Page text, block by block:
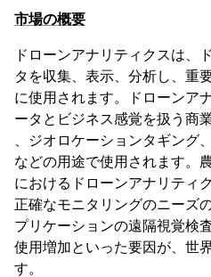
市場の概要
ドローンアナリティクスは、
タを収集、表示、分析し、重
に使用されます。ドローンア
ータとビジネス感覚を扱う商
、ジオロケーションタギング
などの用途で使用されます。
におけるドローンアナリティ
正確なモニタリングのニーズ
プリケーションの遠隔視覚検
使用増加といった要因が、世
す。